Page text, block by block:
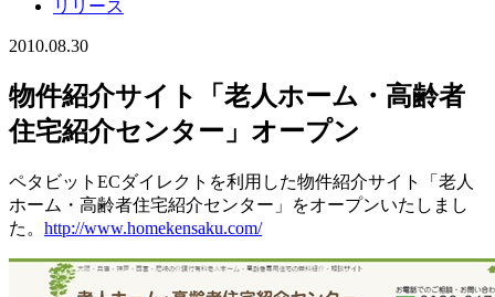
リリース
2010.08.30
物件紹介サイト「老人ホーム・高齢者
住宅紹介センター」オープン
ペタビットECダイレクトを利用した物件紹介サイト「老人
ホーム・高齢者住宅紹介センター」をオープンいたしまし
た。 http://www.homekensaku.com/